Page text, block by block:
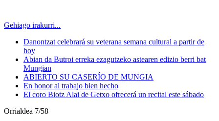
Gehiago irakurri...
Danontzat celebrará su veterana semana cultural a partir de
hoy
Abian da Butroi erreka ezagutzeko astearen edizio berri bat
Mungian
ABIERTO SU CASERÍO DE MUNGIA
En honor al trabajo bien hecho
El coro Biotz Alai de Getxo ofrecerá un recital este sábado
Orrialdea 7/58